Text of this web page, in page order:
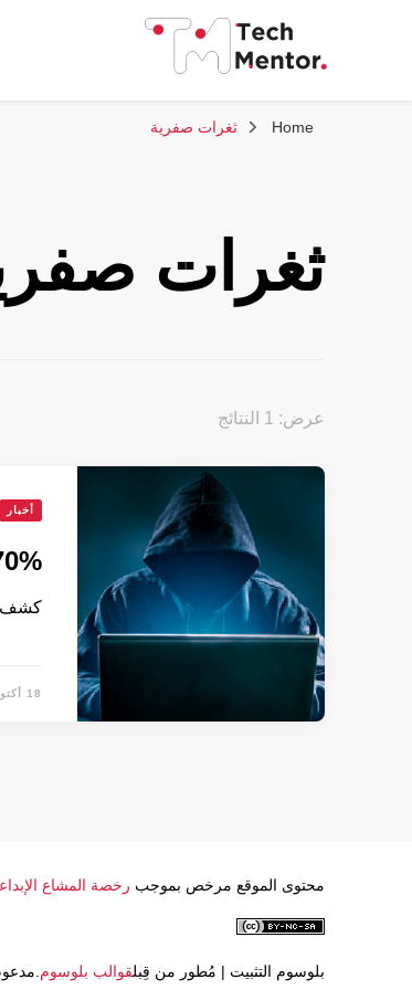
تك مينتور
Home ثغرات صفرية
ثغرات
عرض: 1 النتائج
أخبار
70% من الثغرات الأمنية المستغلة
كشف
18 أكتوبر، 2024
محتوى الموقع مرخص بموجب رخصة المشاع
بلوسوم التثبيت | مُطور من قِبلقوالب بلوسوم